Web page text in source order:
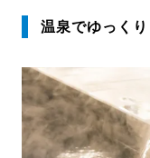
温泉でゆっくり